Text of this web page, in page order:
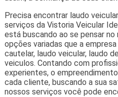
Precisa encontrar laudo
serviços da Vistoria Veicular
está buscando ao se pensar no
opções variadas que a
cautelar, laudo veicular, laudo
veiculos. Contando com
experientes, o
cada cliente, buscando a sua
nossos serviços você pode